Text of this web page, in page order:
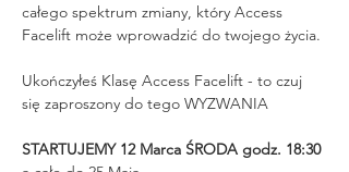
całego spektrum zmiany, który Access
Facelift może wprowadzić do twojego życia.
Ukończyłeś Klasę Access Facelift - to czuj
się zaproszony do tego WYZWANIA
STARTUJEMY 12 Marca ŚRODA godz. 18:30